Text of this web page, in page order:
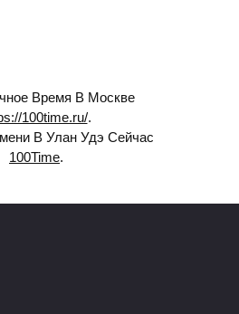
Время В Москве
100time.ru/.
В Улан Удэ Сейчас
100Time.